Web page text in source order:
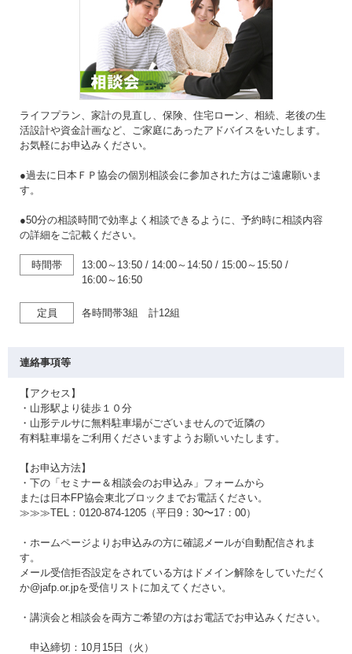
ライフプラン、家計の見直し、保険、住宅ローン、相続、老後の生
活設計や資金計画など、ご家庭にあったアドバイスをいたします。
お気軽にお申込みください。
●過去に日本ＦＰ協会の個別相談会に参加された方はご遠慮願いま
す。
●50分の相談時間で効率よく相談できるように、予約時に相談内容
の詳細をご記載ください。
時間帯 13:00～13:50 / 14:00～14:50 / 15:00～15:50 /
16:00～16:50
定員 各時間帯3組 計12組
連絡事項等
【アクセス】
・山形駅より徒歩１０分
・山形テルサに無料駐車場がございませんので近隣の
有料駐車場をご利用くださいますようお願いいたします。
【お申込方法】
・下の「セミナー＆相談会のお申込み」フォームから
または日本FP協会東北ブロックまでお電話ください。
≫≫≫TEL：0120-874-1205（平日9：30〜17：00）
・ホームページよりお申込みの方に確認メールが自動配信されま
す。
メール受信拒否設定をされている方はドメイン解除をしていただく
か@jafp.or.jpを受信リストに加えてください。
・講演会と相談会を両方ご希望の方はお電話でお申込みください。
申込締切：10月15日（火）